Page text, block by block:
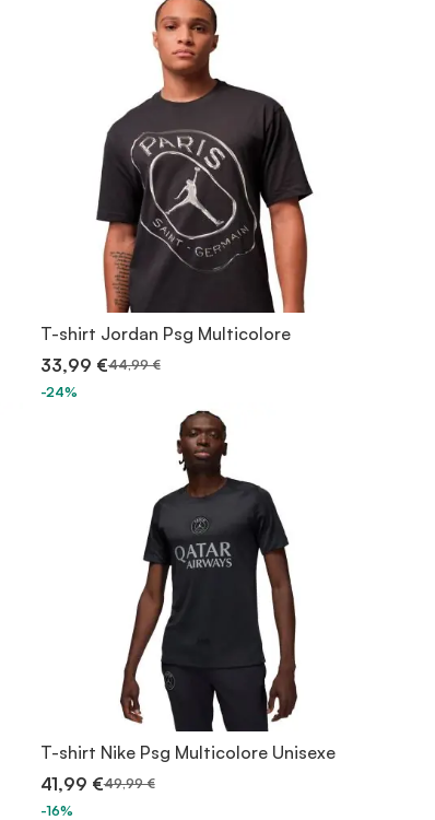
T-shirt Jordan Psg Multicolore
33,99 €44,99 €
-24%
T-shirt Nike Psg Multicolore Unisexe
41,99 €49,99 €
-16%